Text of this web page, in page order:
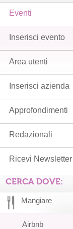
Eventi
Inserisci evento
Area utenti
Inserisci azienda
Approfondimenti
Redazionali
Ricevi Newsletter
CERCA DOVE:
Mangiare
Airbnb